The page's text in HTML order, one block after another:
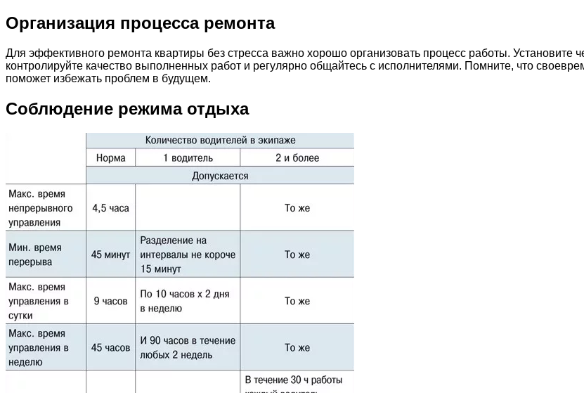
Организация процесса ремонта
Для эффективного ремонта квартиры без стресса важно хорошо организовать процесс работы. Установите
контролируйте качество выполненных работ и регулярно общайтесь с исполнителями. Помните, что
поможет избежать проблем в будущем.
Соблюдение режима отдыха